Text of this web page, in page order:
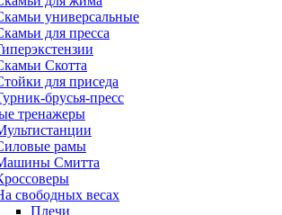
универсальные
для пресса
Скотта
для приседа
брусья-пресс
тренажеры
рамы
Смитта
свободных весах
Плечи